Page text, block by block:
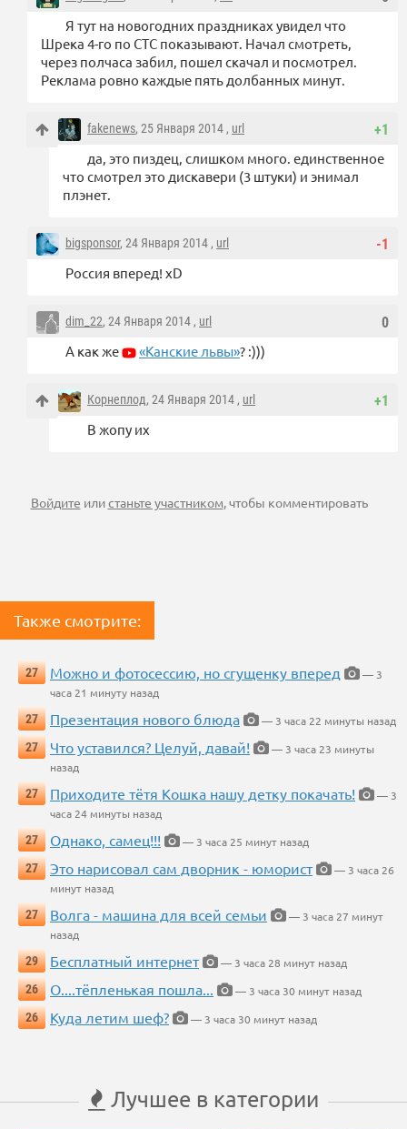
Я тут на новогодних праздниках увидел что
Шрека 4-го по СТС показывают. Начал смотреть,
через полчаса забил, пошел скачал и посмотрел.
Реклама ровно каждые пять долбанных минут.
+1
fakenews, 25 Января 2014 , url
да, это пиздец, слишком много. единственное
что смотрел это дискавери (3 штуки) и энимал
плэнет.
-1
bigsponsor, 24 Января 2014 , url
Россия вперед! xD
0
dim_22, 24 Января 2014 , url
А как же «Канские львы»? :)))
+1
Корнеплод, 24 Января 2014 , url
В жопу их
Войдите илистаньте участником, чтобы комментировать
Также смотрите:
27 Можно и фотосессию, но сгущенку вперед
— 3
часа 21 минуту назад
27
Презентация нового блюда
— 3 часа 22 минуты назад
27
Что уставился? Целуй, давай!
— 3 часа 23 минуты
назад
27
Приходите тётя Кошка нашу детку покачать!
— 3
часа 24 минуты назад
27
Однако, самец!!!
— 3 часа 25 минут назад
27
Это нарисовал сам дворник - юморист
— 3 часа 26
минут назад
27
Волга - машина для всей семьи
— 3 часа 27 минут
назад
29
Бесплатный интернет
— 3 часа 28 минут назад
26
О....тёпленькая пошла...
— 3 часа 30 минут назад
26
Куда летим шеф? — 3 часа 30 минут назад
Лучшее в категории